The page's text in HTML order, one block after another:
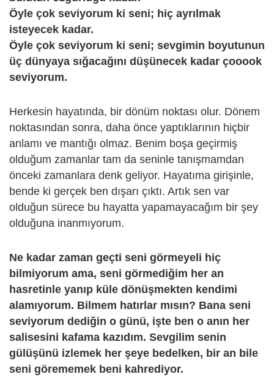
Öyle çok seviyorum ki seni; hiç ayrılmak
isteyecek kadar.
Öyle çok seviyorum ki seni; sevgimin boyutunun
üç dünyaya sığacağını düşünecek kadar çooook
seviyorum.
Herkesin hayatında, bir dönüm noktası olur. Dönem
noktasından sonra, daha önce yaptıklarının hiçbir
anlamı ve mantığı olmaz. Benim boşa geçirmiş
olduğum zamanlar tam da seninle tanışmamdan
önceki zamanlara denk geliyor. Hayatıma girişinle,
bende ki gerçek ben dışarı çıktı. Artık sen var
olduğun sürece bu hayatta yapamayacağım bir şey
olduğuna inanmıyorum.
Ne kadar zaman geçti seni görmeyeli hiç
bilmiyorum ama, seni görmediğim her an
hasretinle yanıp küle dönüşmekten kendimi
alamıyorum. Bilmem hatırlar mısın? Bana seni
seviyorum dediğin o günü, işte ben o anın her
salisesini kafama kazıdım. Sevgilim senin
gülüşünü izlemek her şeye bedelken, bir an bile
seni görememek beni kahrediyor.